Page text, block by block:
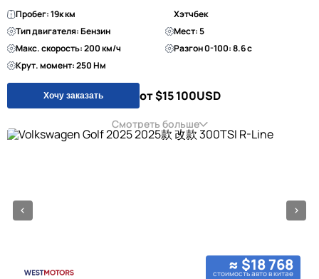
Пробег: 19к км
Хэтчбек
Тип двигателя: Бензин
Мест: 5
Макс. скорость: 200 км/ч
Разгон 0-100: 8.6 с
Крут. момент: 250 Нм
Хочу заказать от $15 100USD
Смотреть больше
≈ $18 768
стоимость авто в китае